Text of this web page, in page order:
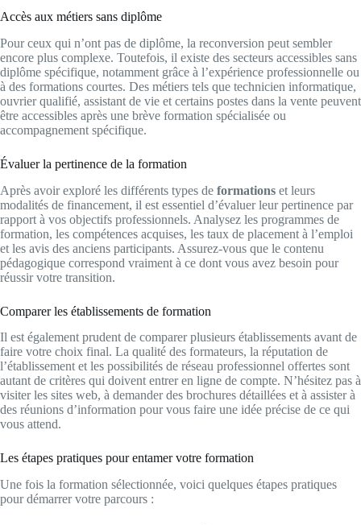
Accès aux métiers sans diplôme
Pour ceux qui n’ont pas de diplôme, la reconversion peut sembler
encore plus complexe. Toutefois, il existe des secteurs accessibles sans
diplôme spécifique, notamment grâce à l’expérience professionnelle ou
à des formations courtes. Des métiers tels que technicien informatique,
ouvrier qualifié, assistant de vie et certains postes dans la vente peuvent
être accessibles après une brève formation spécialisée ou
accompagnement spécifique.
Évaluer la pertinence de la formation
Après avoir exploré les différents types de formations et leurs
modalités de financement, il est essentiel d’évaluer leur pertinence par
rapport à vos objectifs professionnels. Analysez les programmes de
formation, les compétences acquises, les taux de placement à l’emploi
et les avis des anciens participants. Assurez-vous que le contenu
pédagogique correspond vraiment à ce dont vous avez besoin pour
réussir votre transition.
Comparer les établissements de formation
Il est également prudent de comparer plusieurs établissements avant de
faire votre choix final. La qualité des formateurs, la réputation de
l’établissement et les possibilités de réseau professionnel offertes sont
autant de critères qui doivent entrer en ligne de compte. N’hésitez pas à
visiter les sites web, à demander des brochures détaillées et à assister à
des réunions d’information pour vous faire une idée précise de ce qui
vous attend.
Les étapes pratiques pour entamer votre formation
Une fois la formation sélectionnée, voici quelques étapes pratiques
pour démarrer votre parcours :